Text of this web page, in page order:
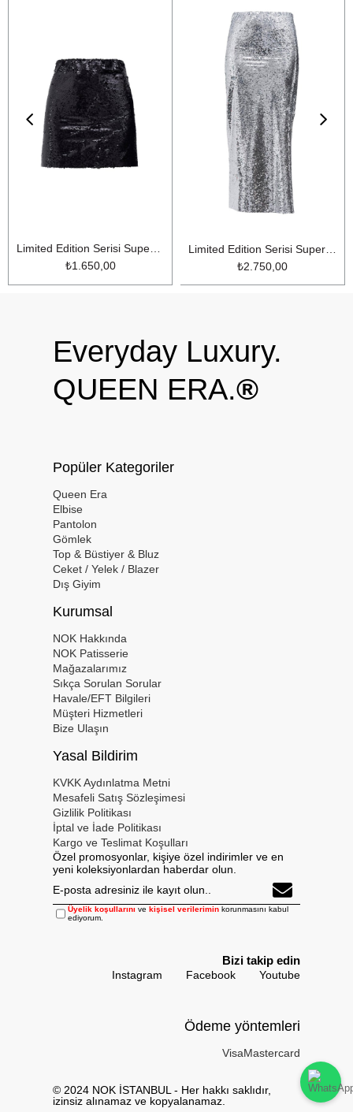
₺1.650,00
Limited Edition Serisi Super Model Payetli Maxi Boy Kalem Etek Gümüş
₺2.750,00
Everyday Luxury.
QUEEN ERA.®
Popüler Kategoriler
Queen Era
Elbise
Pantolon
Gömlek
Top & Büstiyer & Bluz
Ceket / Yelek / Blazer
Dış Giyim
Kurumsal
NOK Hakkında
NOK Patisserie
Mağazalarımız
Sıkça Sorulan Sorular
Havale/EFT Bilgileri
Müşteri Hizmetleri
Bize Ulaşın
Yasal Bildirim
KVKK Aydınlatma Metni
Mesafeli Satış Sözleşimesi
Gizlilik Politikası
İptal ve İade Politikası
Kargo ve Teslimat Koşulları
Özel promosyonlar, kişiye özel indirimler ve en
yeni koleksiyonlardan haberdar olun.
Üyelik koşullarını ve kişisel verilerimin korunmasını kabul
ediyorum.
Bizi takip edin
Instagram Facebook Youtube
Ödeme yöntemleri
VisaMastercard
© 2024 NOK İSTANBUL - Her hakkı saklıdır,
izinsiz alınamaz ve kopyalanamaz.